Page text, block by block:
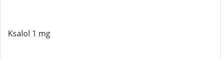
Ksalol 1 mg